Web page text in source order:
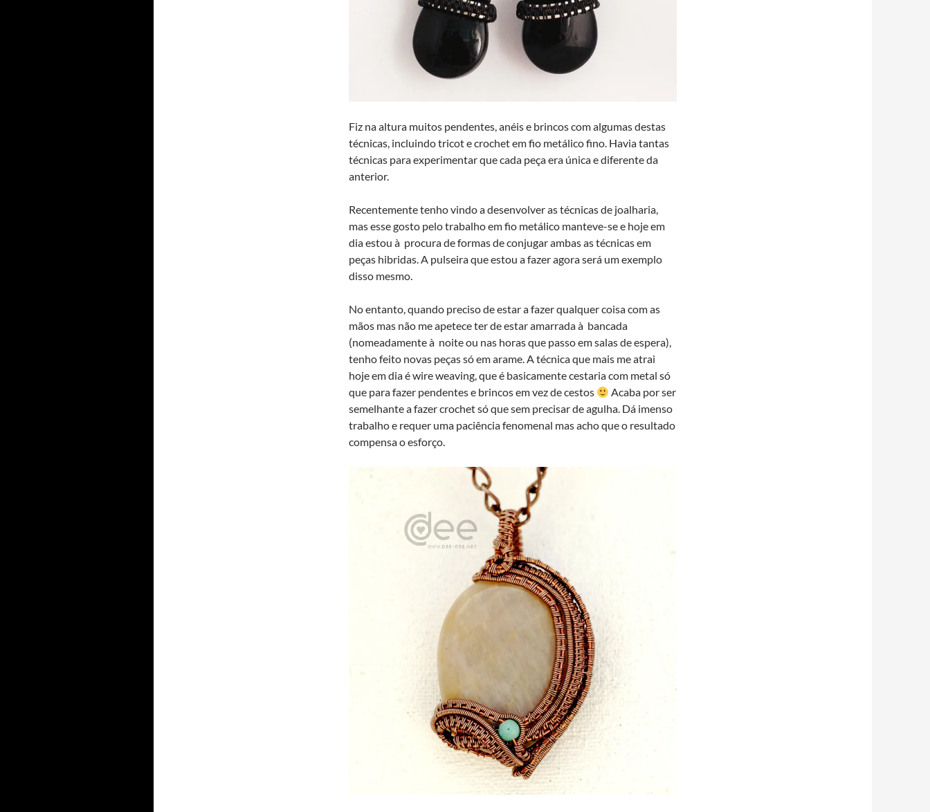
Fiz na altura muitos pendentes, anéis e brincos com algumas destas
técnicas, incluindo tricot e crochet em fio metálico fino. Havia tantas
técnicas para experimentar que cada peça era única e diferente da
anterior.
Recentemente tenho vindo a desenvolver as técnicas de joalharia,
mas esse gosto pelo trabalho em fio metálico manteve-se e hoje em
dia estou à procura de formas de conjugar ambas as técnicas em
peças hibridas. A pulseira que estou a fazer agora será um exemplo
disso mesmo.
No entanto, quando preciso de estar a fazer qualquer coisa com as
mãos mas não me apetece ter de estar amarrada à bancada
(nomeadamente à noite ou nas horas que passo em salas de espera),
tenho feito novas peças só em arame. A técnica que mais me atrai
hoje em dia é wire weaving, que é basicamente cestaria com metal só
que para fazer pendentes e brincos em vez de cestos
Acaba por ser
semelhante a fazer crochet só que sem precisar de agulha. Dá imenso
trabalho e requer uma paciência fenomenal mas acho que o resultado
compensa o esforço.